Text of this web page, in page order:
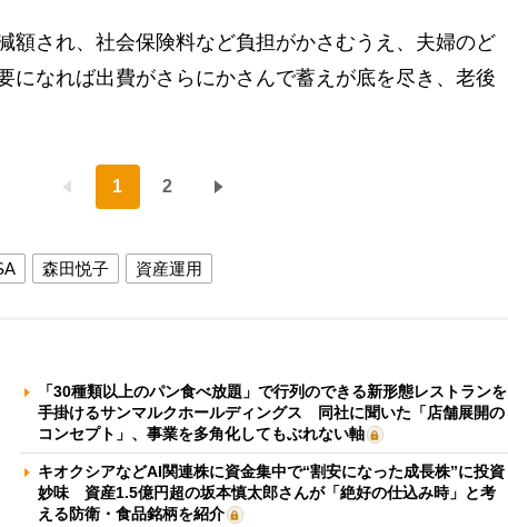
額され、社会保険料など負担がかさむうえ、夫婦のど
になれば出費がさらにかさんで蓄えが底を尽き、老後
1 2
森田悦子 資産運用
「30種類以上のパン食べ放題」で行列のできる新形態レストランを
手掛けるサンマルクホールディングス 同社に聞いた「店舗展開の
コンセプト」、事業を多角化してもぶれない軸
キオクシアなどAI関連株に資金集中で“割安になった成長株”に投資
妙味 資産1.5億円超の坂本慎太郎さんが「絶好の仕込み時」と考
える防衛・食品銘柄を紹介